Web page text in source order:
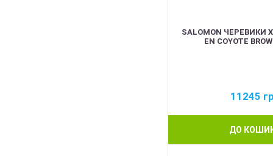
SALOMON ЧЕРЕВИКИ
EN COYOTE
11245
ДО